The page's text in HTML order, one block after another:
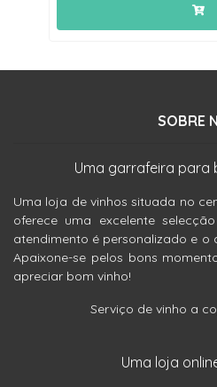
SOBRE
Uma garrafeira para
Uma loja de vinhos situada no
oferece uma excelente
atendimento é personalizado e o
Apaixone-se pelos bons
apreciar bom vinho!
Serviço de vinho a
Uma loja